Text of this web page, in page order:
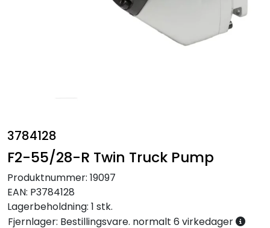
3784128
F2-55/28-R Twin Truck Pump
Produktnummer: 19097
EAN: P3784128
Lagerbeholdning: 1 stk.
Fjernlager: Bestillingsvare. normalt 6 virkedager